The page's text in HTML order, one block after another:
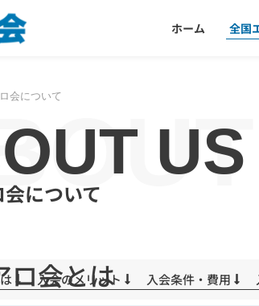
ホーム 全国
会について
US
について
入会のメリット 入会条件・費用
ロ会とは